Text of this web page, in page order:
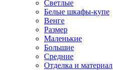
Светлые
Белые шкафы-купе
Венге
Размер
Маленькие
Большие
Средние
Отделка и материал